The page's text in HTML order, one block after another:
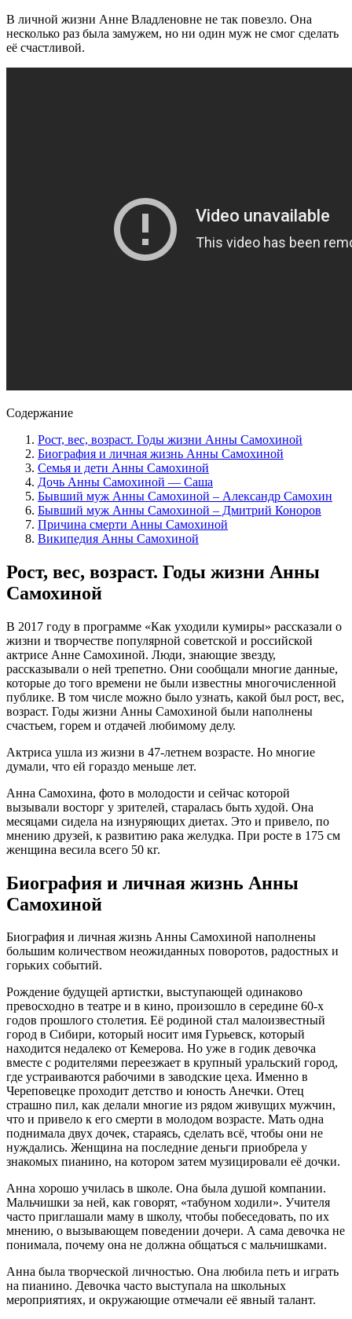
В личной жизни Анне Владленовне не так повезло. Она
несколько раз была замужем, но ни один муж не смог сделать
её счастливой.
Содержание
Рост, вес, возраст. Годы жизни Анны Самохиной
Биография и личная жизнь Анны Самохиной
Семья и дети Анны Самохиной
Дочь Анны Самохиной — Саша
Бывший муж Анны Самохиной – Александр Самохин
Бывший муж Анны Самохиной – Дмитрий Коноров
Причина смерти Анны Самохиной
Википедия Анны Самохиной
Рост, вес, возраст. Годы жизни Анны
Самохиной
В 2017 году в программе «Как уходили кумиры» рассказали о
жизни и творчестве популярной советской и российской
актрисе Анне Самохиной. Люди, знающие звезду,
рассказывали о ней трепетно. Они сообщали многие данные,
которые до того времени не были известны многочисленной
публике. В том числе можно было узнать, какой был рост, вес,
возраст. Годы жизни Анны Самохиной были наполнены
счастьем, горем и отдачей любимому делу.
Актриса ушла из жизни в 47-летнем возрасте. Но многие
думали, что ей гораздо меньше лет.
Анна Самохина, фото в молодости и сейчас которой
вызывали восторг у зрителей, старалась быть худой. Она
месяцами сидела на изнуряющих диетах. Это и привело, по
мнению друзей, к развитию рака желудка. При росте в 175 см
женщина весила всего 50 кг.
Биография и личная жизнь Анны
Самохиной
Биография и личная жизнь Анны Самохиной наполнены
большим количеством неожиданных поворотов, радостных и
горьких событий.
Рождение будущей артистки, выступающей одинаково
превосходно в театре и в кино, произошло в середине 60-х
годов прошлого столетия. Её родиной стал малоизвестный
город в Сибири, который носит имя Гурьевск, который
находится недалеко от Кемерова. Но уже в годик девочка
вместе с родителями переезжает в крупный уральский город,
где устраиваются рабочими в заводские цеха. Именно в
Череповецке проходит детство и юность Анечки. Отец
страшно пил, как делали многие из рядом живущих мужчин,
что и привело к его смерти в молодом возрасте. Мать одна
поднимала двух дочек, стараясь, сделать всё, чтобы они не
нуждались. Женщина на последние деньги приобрела у
знакомых пианино, на котором затем музицировали её дочки.
Анна хорошо училась в школе. Она была душой компании.
Мальчишки за ней, как говорят, «табуном ходили». Учителя
часто приглашали маму в школу, чтобы побеседовать, по их
мнению, о вызывающем поведении дочери. А сама девочка не
понимала, почему она не должна общаться с мальчишками.
Анна была творческой личностью. Она любила петь и играть
на пианино. Девочка часто выступала на школьных
мероприятиях, и окружающие отмечали её явный талант.